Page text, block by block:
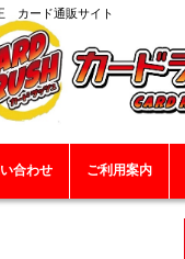
カード通販サイト
合わせ ご利用案内